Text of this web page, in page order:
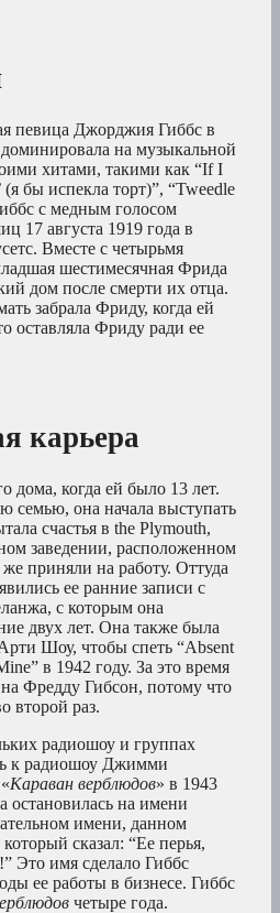
певица Джорджия Гиббс в
на музыкальной
хитами, такими как “If I
бы испекла торт)”, “Tweedle
с медным голосом
17 августа 1919 года в
Вместе с четырьмя
шестимесячная Фрида
дом после смерти их отца.
забрала Фриду, когда ей
оставляла Фриду ради ее
карьера
дома, когда ей было 13 лет.
семью, она начала выступать
счастья в the Plymouth,
заведении, расположенном
же приняли на работу. Оттуда
ее ранние записи с
с которым она
двух лет. Она также была
Шоу, чтобы спеть “Absent
в 1942 году. За это время
Фредду Гибсон, потому что
второй раз.
радиошоу и группах
к радиошоу Джимми
Караван верблюдов» в 1943
остановилась на имени
имени, данном
сказал: “Ее перья,
Это имя сделало Гиббс
ее работы в бизнесе. Гиббс
четыре года.